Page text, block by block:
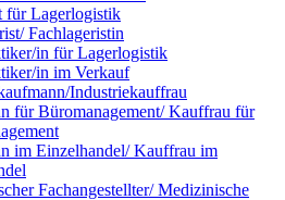
für Lagerlogistik
Fachlageristin
in für Lagerlogistik
in im Verkauf
Industriekauffrau
für Büromanagement/ Kauffrau für
im Einzelhandel/ Kauffrau im
Fachangestellter/ Medizinische